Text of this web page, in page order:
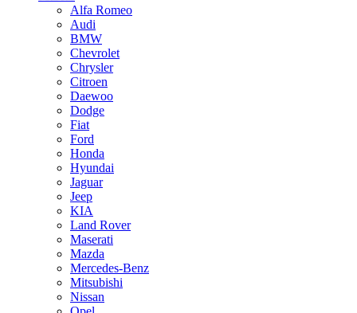
Alfa Romeo
Audi
BMW
Chevrolet
Chrysler
Citroen
Daewoo
Dodge
Fiat
Ford
Honda
Hyundai
Jaguar
Jeep
KIA
Land Rover
Maserati
Mazda
Mercedes-Benz
Mitsubishi
Nissan